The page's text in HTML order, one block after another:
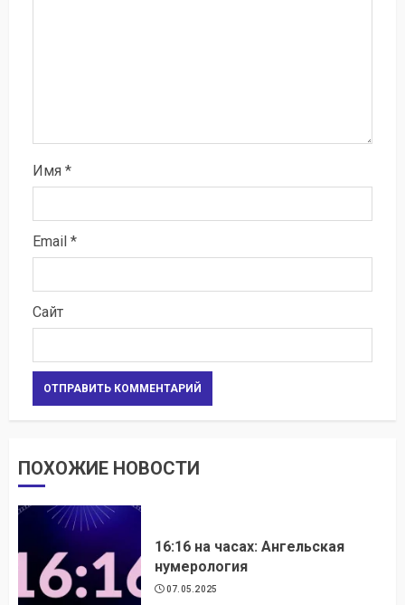
Имя *
Email *
Сайт
ПОХОЖИЕ НОВОСТИ
16:16 на часах: Ангельская
нумерология
07.05.2025